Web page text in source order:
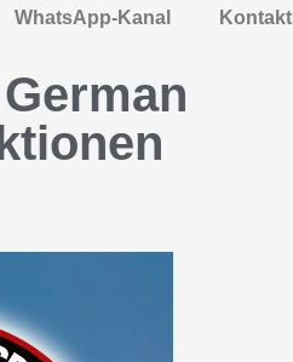
WhatsApp-Kanal Kontakt